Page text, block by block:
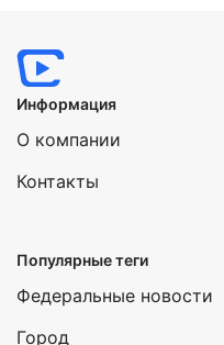
Информация
О компании
Контакты
Популярные теги
Федеральные новости
Город